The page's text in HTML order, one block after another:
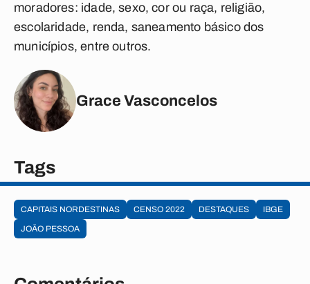
moradores: idade, sexo, cor ou raça, religião,
escolaridade, renda, saneamento básico dos
municípios, entre outros.
Grace Vasconcelos
Tags
CAPITAIS NORDESTINAS CENSO 2022 DESTAQUES
IBGE
JOÃO PESSOA